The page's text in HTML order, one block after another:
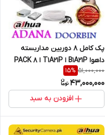
پک کامل 8 دوربین مداربسته
داهوا B1A21P ا T1A21P ا PACK 8
کابل
51,000,000
15%
43,000,000
افزودن به سبد